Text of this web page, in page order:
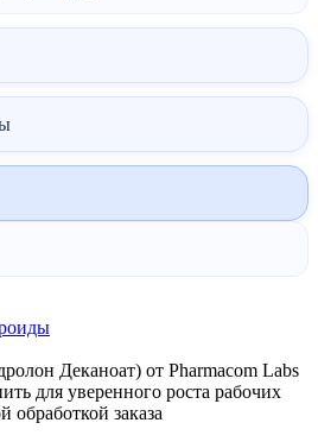
Деканоат) от Pharmacom Labs
для уверенного роста рабочих
обработкой заказа